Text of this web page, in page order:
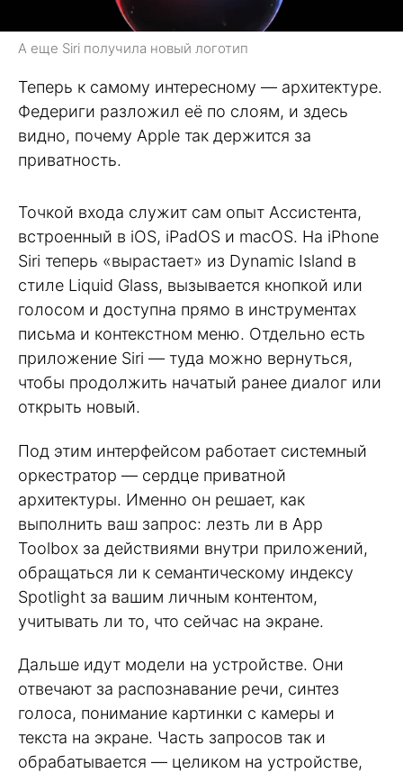
А еще Siri получила новый логотип
Теперь к самому интересному — архитектуре.
Федериги разложил её по слоям, и здесь
видно, почему Apple так держится за
приватность.
Точкой входа служит сам опыт Ассистента,
встроенный в iOS, iPadOS и macOS. На iPhone
Siri теперь «вырастает» из Dynamic Island в
стиле Liquid Glass, вызывается кнопкой или
голосом и доступна прямо в инструментах
письма и контекстном меню. Отдельно есть
приложение Siri — туда можно вернуться,
чтобы продолжить начатый ранее диалог или
открыть новый.
Под этим интерфейсом работает системный
оркестратор — сердце приватной
архитектуры. Именно он решает, как
выполнить ваш запрос: лезть ли в App
Toolbox за действиями внутри приложений,
обращаться ли к семантическому индексу
Spotlight за вашим личным контентом,
учитывать ли то, что сейчас на экране.
Дальше идут модели на устройстве. Они
отвечают за распознавание речи, синтез
голоса, понимание картинки с камеры и
текста на экране. Часть запросов так и
обрабатывается — целиком на устройстве,